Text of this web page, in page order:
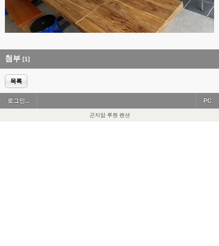
첨부 [1]
목록
로그인... PC
곤지암 루첸 펜션